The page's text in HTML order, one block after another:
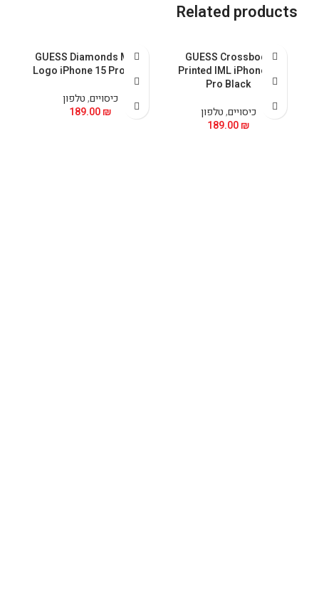
Related products
GUESS Crossbody
Printed IML iPhone 15
Pro Black
כיסויים,טלפון
189.00₪
GUESS Diamonds Metal
Logo iPhone 15 Pro Pink
כיסויים,טלפון
189.00₪